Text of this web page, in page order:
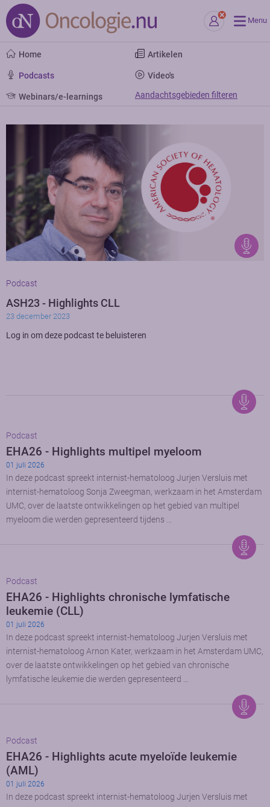
Menu
Home Artikelen
Podcasts Video's
Webinars/e-learnings Aandachtsgebieden filteren
Podcast
ASH23 - Highlights CLL
23 december 2023
Log in om deze podcast te beluisteren
Podcast
EHA26 - Highlights multipel myeloom
01 juli 2026
In deze podcast spreekt internist-hematoloog Jurjen Versluis met
internist-hematoloog Sonja Zweegman, werkzaam in het Amsterdam
UMC, over de laatste ontwikkelingen op het gebied van multipel
myeloom die werden gepresenteerd tijdens …
Podcast
EHA26 - Highlights chronische lymfatische
leukemie (CLL)
01 juli 2026
In deze podcast spreekt internist-hematoloog Jurjen Versluis met
internist-hematoloog Arnon Kater, werkzaam in het Amsterdam UMC,
over de laatste ontwikkelingen op het gebied van chronische
lymfatische leukemie die werden gepresenteerd …
Podcast
EHA26 - Highlights acute myeloïde leukemie
(AML)
01 juli 2026
In deze podcast spreekt internist-hematoloog Jurjen Versluis met